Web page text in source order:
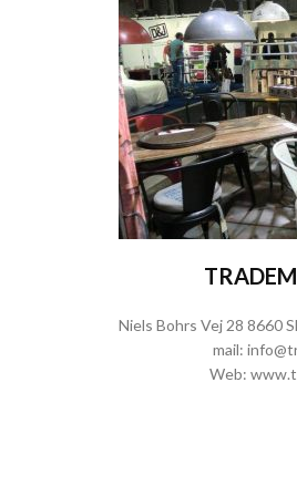
Niels Bohrs Vej 28 8660
mail:
Web: